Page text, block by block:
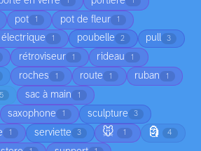
pot 1 pot de fleur 1
1 poubelle 2 pull 3
rétroviseur 1 rideau 1
roches 1 route 1 ruban 1
5 sac à main 1
saxophone 1 sculpture 3
1 serviette 3 🐭 1 🗿 4